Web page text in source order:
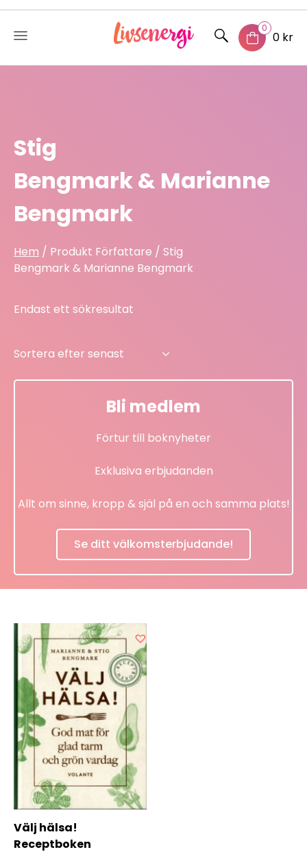
0
0 kr
Stig
Bengmark & Marianne
Bengmark
Hem / Produkt Författare / Stig
Bengmark & Marianne Bengmark
Endast ett sökresultat
Bli medlem
Förtur till boknyheter
Exklusiva erbjudanden
Allt om sinne, kropp & själ på en och samma plats!
Se ditt välkomsterbjudande!
Välj hälsa!
Receptboken